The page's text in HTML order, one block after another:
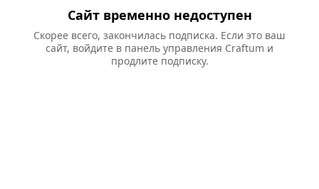
Сайт временно недоступен
Скорее всего, закончилась подписка. Если это ваш
сайт, войдите в панель управления Craftum и
продлите подписку.